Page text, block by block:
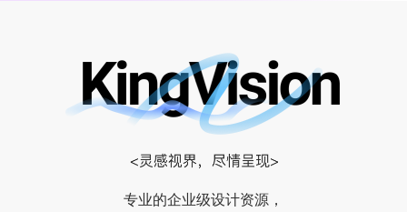
专业的企业级设计资源，